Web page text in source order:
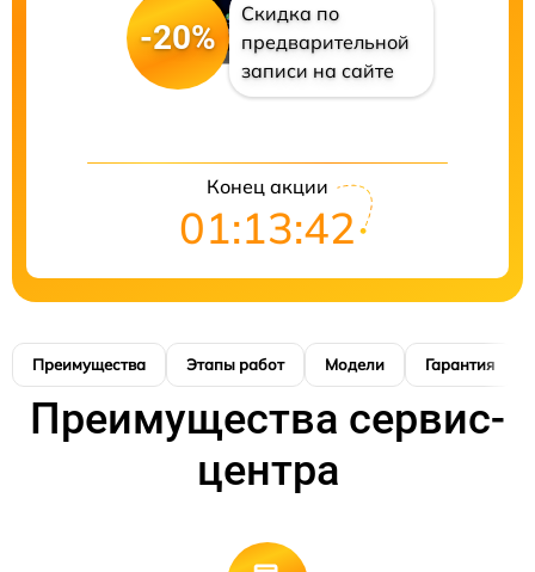
-20%
Скидка по
предварительной
записи на сайте
Конец акции
01:13:41
Преимущества Этапы работ Модели Гарантия
Преимущества сервис-
центра